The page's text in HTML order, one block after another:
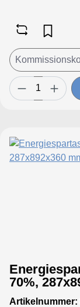
70%,
Artikelnummer: